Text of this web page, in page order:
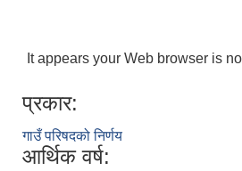
It appears your Web browser is
प्रकार:
गाउँ परिषदको निर्णय
आर्थिक वर्ष: